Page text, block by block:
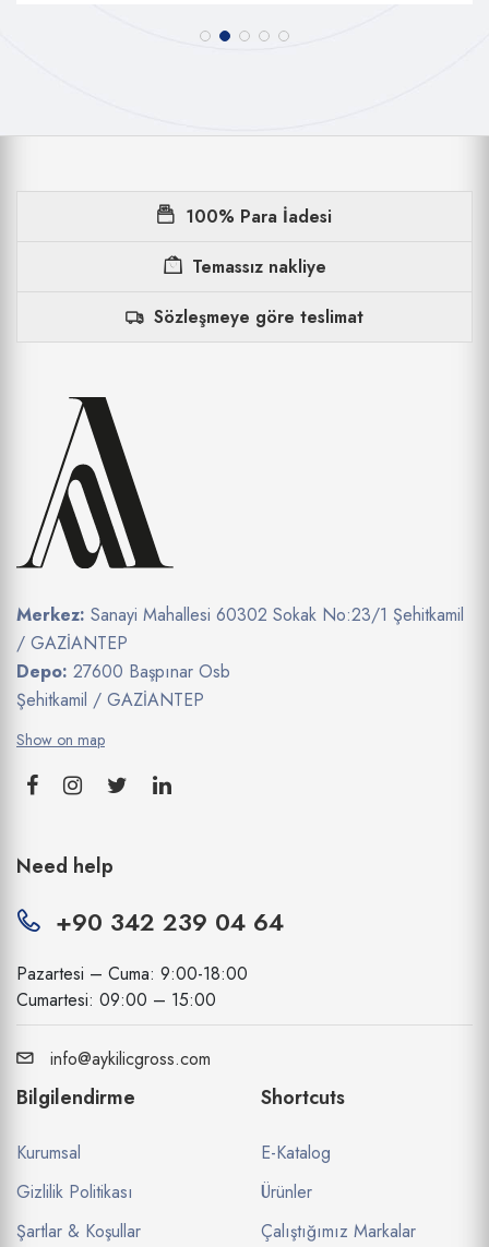
100% Para İadesi
Temassız nakliye
Sözleşmeye göre teslimat
Merkez: Sanayi Mahallesi 60302 Sokak No:23/1 Şehitkamil
/ GAZİANTEP
Depo: 27600 Başpınar Osb
Şehitkamil / GAZİANTEP
Show on map
Need help
+90 342 239 04 64
Pazartesi – Cuma: 9:00-18:00
Cumartesi: 09:00 – 15:00
info@aykilicgross.com
Bilgilendirme
Kurumsal
Gizlilik Politikası
Şartlar & Koşullar
Shortcuts
E-Katalog
Ürünler
Çalıştığımız Markalar